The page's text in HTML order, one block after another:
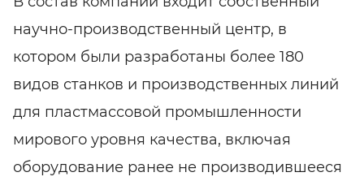
научно-производственный центр, в
котором были разработаны более 180
видов станков и производственных линий
для пластмассовой промышленности
мирового уровня качества, включая
оборудование ранее не производившееся